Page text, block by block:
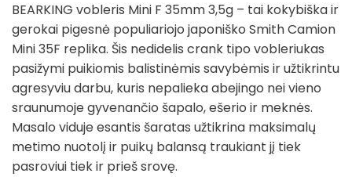
BEARKING vobleris Mini F 35mm 3,5g – tai kokybiška ir
gerokai pigesnė populiariojo japoniško Smith Camion
Mini 35F replika. Šis nedidelis crank tipo vobleriukas
pasižymi puikiomis balistinėmis savybėmis ir užtikrintu
agresyviu darbu, kuris nepalieka abejingo nei vieno
sraunumoje gyvenančio šapalo, ešerio ir meknės.
Masalo viduje esantis šaratas užtikrina maksimalų
metimo nuotolį ir puikų balansą traukiant jį tiek
pasroviui tiek ir prieš srovę.